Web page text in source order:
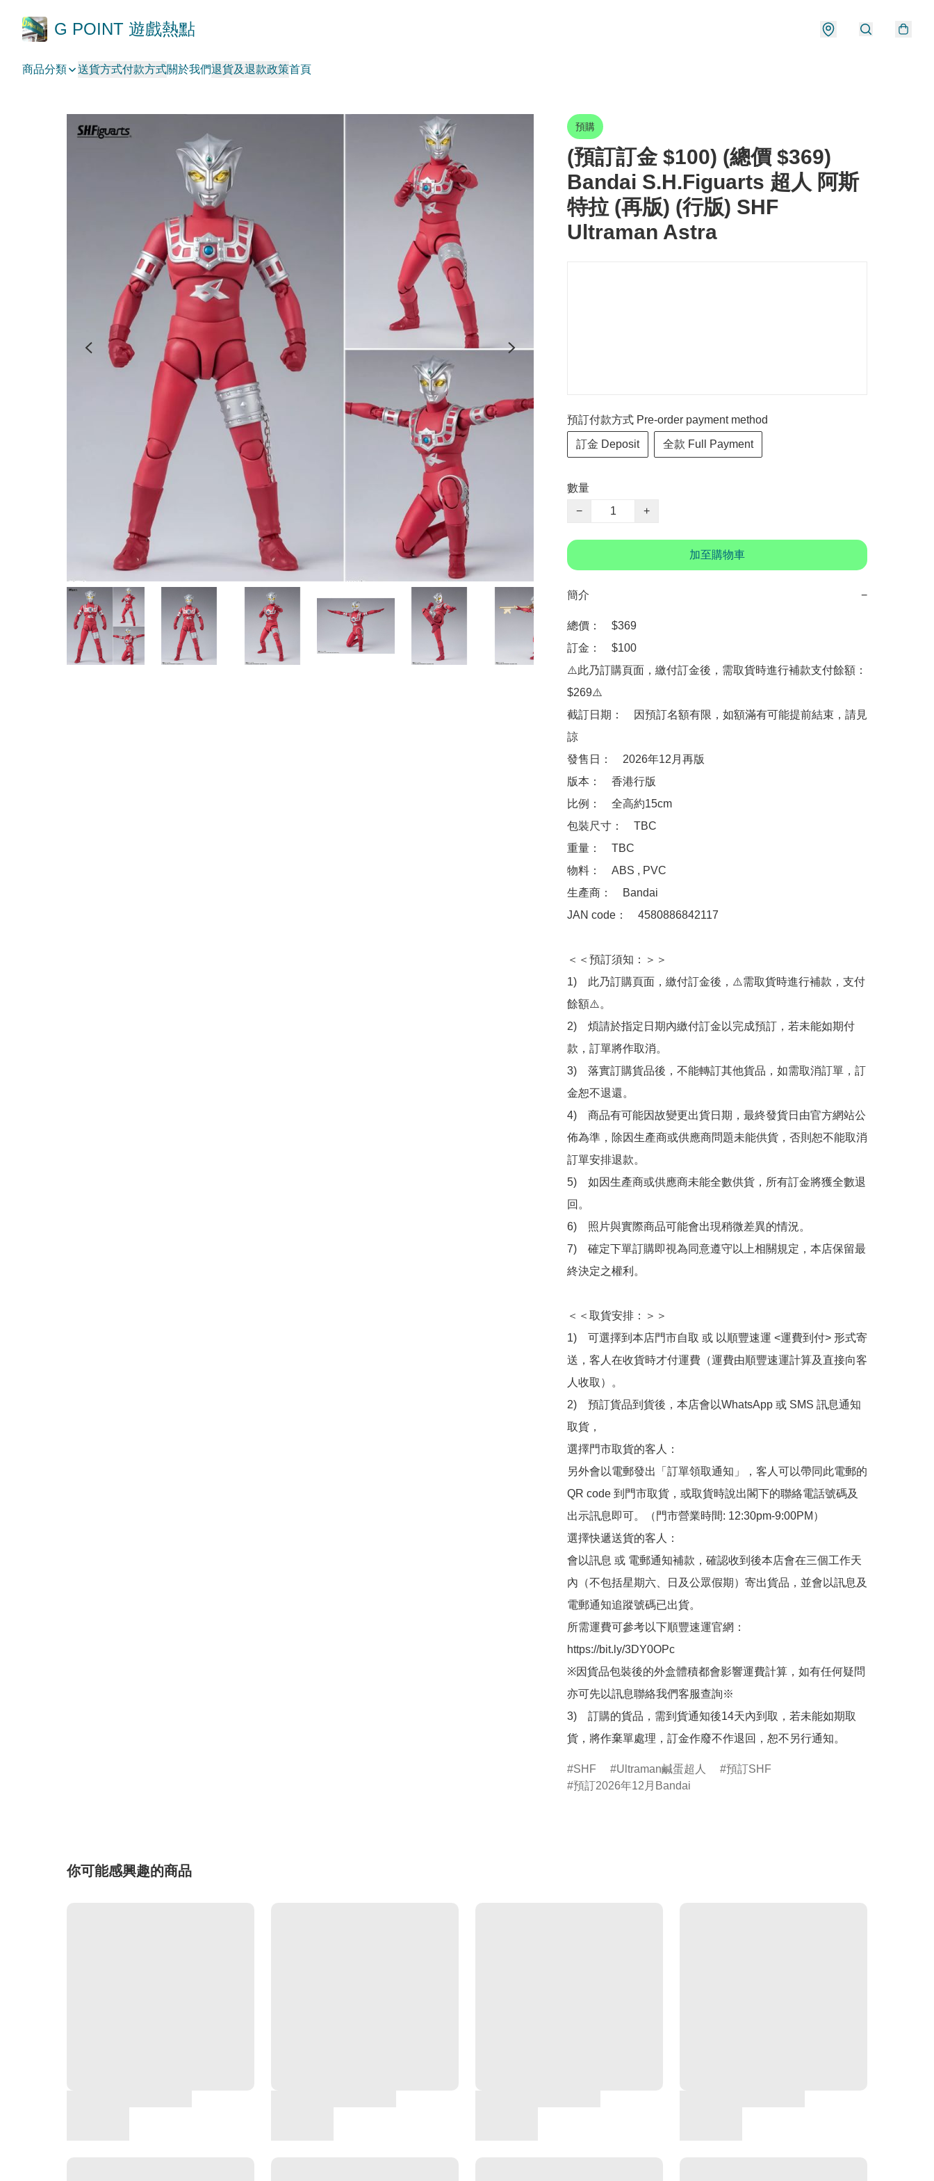
G POINT 遊戲熱點
商品分類 送貨方式付款方式關於我們退貨及退款政策首頁
預購
(預訂訂金 $100) (總價 $369)
Bandai S.H.Figuarts 超人 阿斯
特拉 (再版) (行版) SHF
Ultraman Astra
預訂付款方式 Pre-order payment method
訂金 Deposit 全款 Full Payment
數量
−
+
加至購物車
簡介 −
總價：　$369
訂金：　$100
⚠️此乃訂購頁面，繳付訂金後，需取貨時進行補款支付餘額：
$269⚠️
截訂日期：　因預訂名額有限，如額滿有可能提前結束，請見
諒
發售日：　2026年12月再版
版本：　香港行版
比例：　全高約15cm
包裝尺寸：　TBC
重量：　TBC
物料：　ABS , PVC
生產商：　Bandai
JAN code：　4580886842117
＜＜預訂須知：＞＞
1)　此乃訂購頁面，繳付訂金後，⚠️需取貨時進行補款，支付
餘額⚠️。
2)　煩請於指定日期內繳付訂金以完成預訂，若未能如期付
款，訂單將作取消。
3)　落實訂購貨品後，不能轉訂其他貨品，如需取消訂單，訂
金恕不退還。
4)　商品有可能因故變更出貨日期，最終發貨日由官方網站公
佈為準，除因生產商或供應商問題未能供貨，否則恕不能取消
訂單安排退款。
5)　如因生產商或供應商未能全數供貨，所有訂金將獲全數退
回。
6)　照片與實際商品可能會出現稍微差異的情況。
7)　確定下單訂購即視為同意遵守以上相關規定，本店保留最
終決定之權利。
＜＜取貨安排：＞＞
1)　可選擇到本店門市自取 或 以順豐速運 <運費到付> 形式寄
送，客人在收貨時才付運費（運費由順豐速運計算及直接向客
人收取）。
2)　預訂貨品到貨後，本店會以WhatsApp 或 SMS 訊息通知
取貨，
選擇門市取貨的客人：
另外會以電郵發出「訂單領取通知」，客人可以帶同此電郵的
QR code 到門市取貨，或取貨時說出閣下的聯絡電話號碼及
出示訊息即可。（門市營業時間: 12:30pm-9:00PM）
選擇快遞送貨的客人：
會以訊息 或 電郵通知補款，確認收到後本店會在三個工作天
內（不包括星期六、日及公眾假期）寄出貨品，並會以訊息及
電郵通知追蹤號碼已出貨。
所需運費可參考以下順豐速運官網：
https://bit.ly/3DY0OPc
※因貨品包裝後的外盒體積都會影響運費計算，如有任何疑問
亦可先以訊息聯絡我們客服查詢※
3)　訂購的貨品，需到貨通知後14天內到取，若未能如期取
貨，將作棄單處理，訂金作廢不作退回，恕不另行通知。
SHF Ultraman鹹蛋超人
預訂SHF
預訂2026年12月Bandai
你可能感興趣的商品